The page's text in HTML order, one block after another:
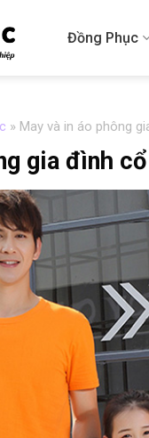
Đồng Phục
» May và in áo phông
gia đình